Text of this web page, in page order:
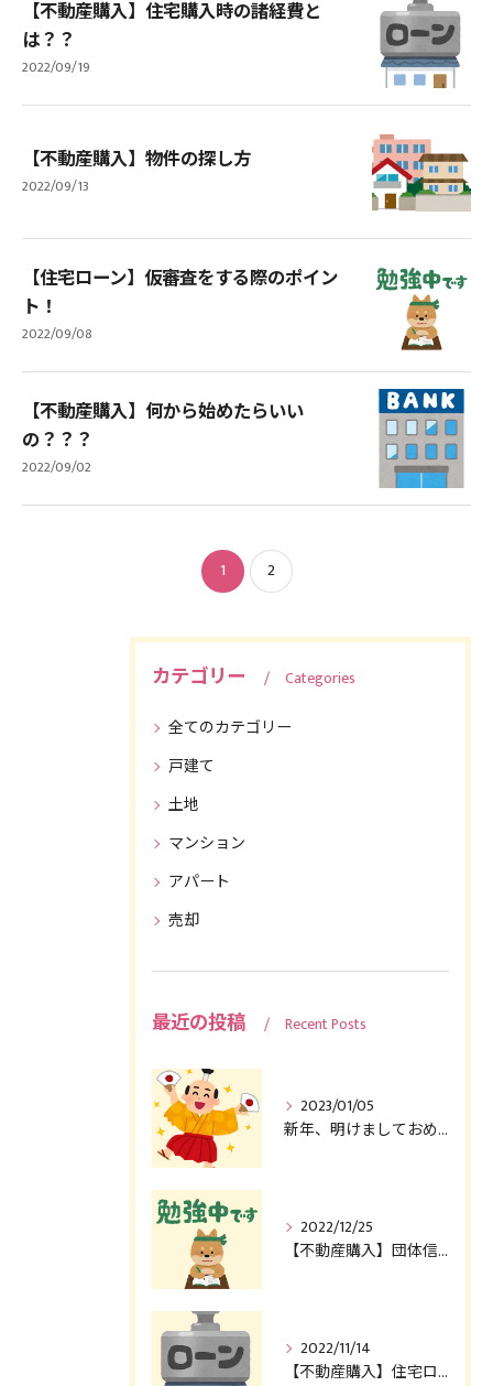
【不動産購入】住宅購入時の諸経費と
は？？
2022/09/19
【不動産購入】物件の探し方
2022/09/13
【住宅ローン】仮審査をする際のポイン
ト！
2022/09/08
【不動産購入】何から始めたらいい
の？？？
2022/09/02
1 2
カテゴリー Categories
全てのカテゴリー
戸建て
土地
マンション
アパート
売却
最近の投稿 Recent Posts
2023/01/05
新年、明けましておめでとうございます！！！
2022/12/25
【不動産購入】団体信用生命保険（団信）について
2022/11/14
【不動産購入】住宅ローン控除 その２